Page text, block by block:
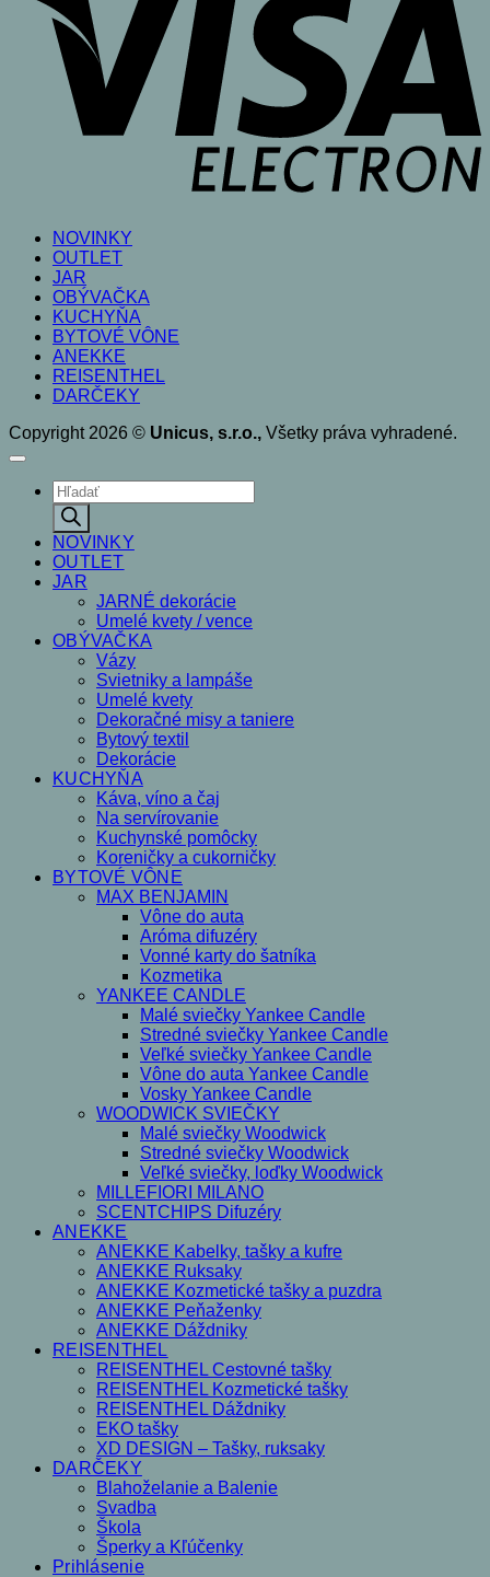
NOVINKY
OUTLET
JAR
OBÝVAČKA
KUCHYŇA
BYTOVÉ VÔNE
ANEKKE
REISENTHEL
DARČEKY
Copyright 2026 © Unicus, s.r.o., Všetky práva vyhradené.
Products
search
NOVINKY
OUTLET
JAR
JARNÉ dekorácie
Umelé kvety / vence
OBÝVAČKA
Vázy
Svietniky a lampáše
Umelé kvety
Dekoračné misy a taniere
Bytový textil
Dekorácie
KUCHYŇA
Káva, víno a čaj
Na servírovanie
Kuchynské pomôcky
Koreničky a cukorničky
BYTOVÉ VÔNE
MAX BENJAMIN
Vône do auta
Aróma difuzéry
Vonné karty do šatníka
Kozmetika
YANKEE CANDLE
Malé sviečky Yankee Candle
Stredné sviečky Yankee Candle
Veľké sviečky Yankee Candle
Vône do auta Yankee Candle
Vosky Yankee Candle
WOODWICK SVIEČKY
Malé sviečky Woodwick
Stredné sviečky Woodwick
Veľké sviečky, loďky Woodwick
MILLEFIORI MILANO
SCENTCHIPS Difuzéry
ANEKKE
ANEKKE Kabelky, tašky a kufre
ANEKKE Ruksaky
ANEKKE Kozmetické tašky a puzdra
ANEKKE Peňaženky
ANEKKE Dáždniky
REISENTHEL
REISENTHEL Cestovné tašky
REISENTHEL Kozmetické tašky
REISENTHEL Dáždniky
EKO tašky
XD DESIGN – Tašky, ruksaky
DARČEKY
Blahoželanie a Balenie
Svadba
Škola
Šperky a Kľúčenky
Prihlásenie